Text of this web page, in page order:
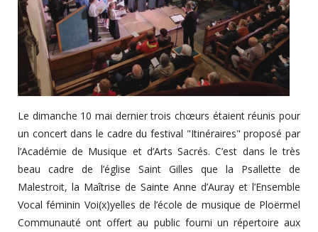
Le dimanche 10 mai dernier trois chœurs étaient réunis pour
un concert dans le cadre du festival "Itinéraires" proposé par
l’Académie de Musique et d’Arts Sacrés. C’est dans le très
beau cadre de l’église Saint Gilles que la Psallette de
Malestroit, la Maîtrise de Sainte Anne d’Auray et l’Ensemble
Vocal féminin Voi(x)yelles de l’école de musique de Ploërmel
Communauté ont offert au public fourni un répertoire aux